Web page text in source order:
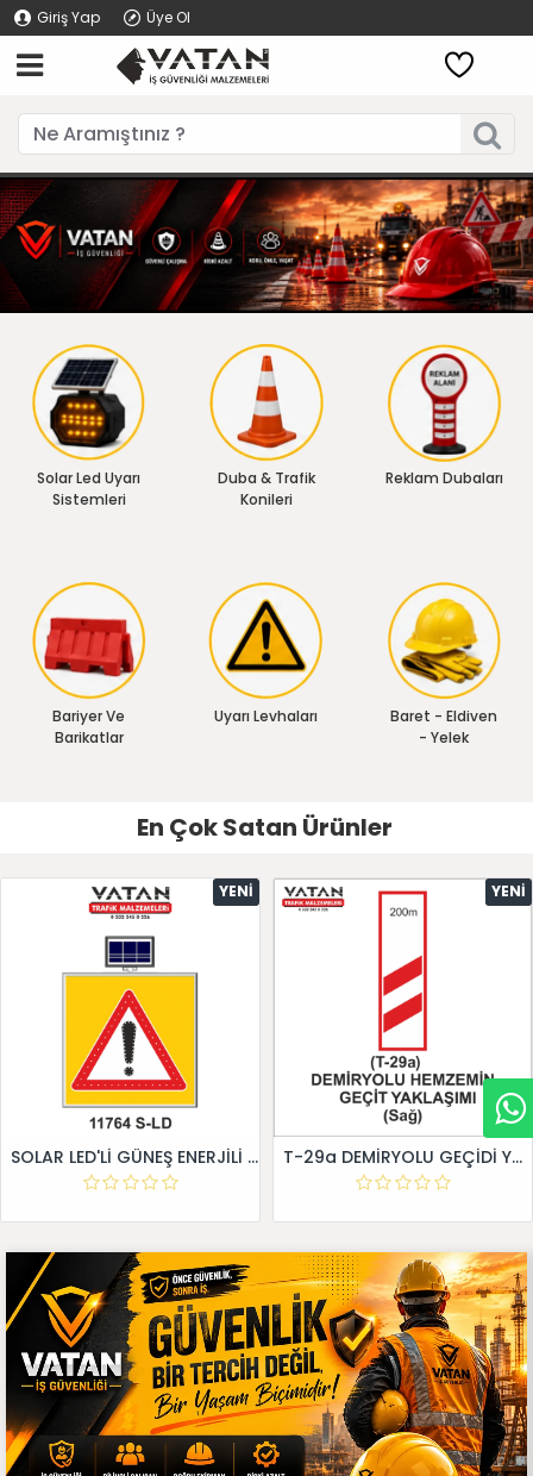
Giriş Yap Üye Ol
Solar Led Uyarı
Sistemleri
Duba & Trafik
Konileri
Reklam Dubaları
Bariyer Ve
Barikatlar
Uyarı Levhaları
Baret - Eldiven
- Yelek
En Çok Satan Ürünler
YENI
SOLAR LED'Lİ GÜNEŞ ENERJİLİ LEVHA
YENI
T-29a DEMİRYOLU GEÇİDİ YAKLAŞIM LEVHALARI (Sağ)